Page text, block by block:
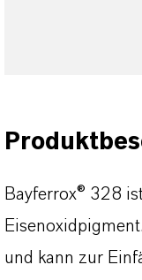
Bayferrox® 328
und kann zur